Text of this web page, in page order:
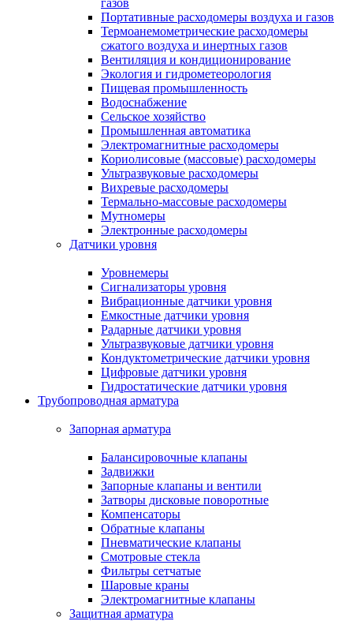
газов
Портативные расходомеры воздуха и газов
Термоанемометрические расходомеры
сжатого воздуха и инертных газов
Вентиляция и кондиционирование
Экология и гидрометеорология
Пищевая промышленность
Водоснабжение
Сельское хозяйство
Промышленная автоматика
Электромагнитные расходомеры
Кориолисовые (массовые) расходомеры
Ультразвуковые расходомеры
Вихревые расходомеры
Термально-массовые расходомеры
Мутномеры
Электронные расходомеры
Датчики уровня
Уровнемеры
Сигнализаторы уровня
Вибрационные датчики уровня
Емкостные датчики уровня
Радарные датчики уровня
Ультразвуковые датчики уровня
Кондуктометрические датчики уровня
Цифровые датчики уровня
Гидростатические датчики уровня
Трубопроводная арматура
Запорная арматура
Балансировочные клапаны
Задвижки
Запорные клапаны и вентили
Затворы дисковые поворотные
Компенсаторы
Обратные клапаны
Пневматические клапаны
Смотровые стекла
Фильтры сетчатые
Шаровые краны
Электромагнитные клапаны
Защитная арматура